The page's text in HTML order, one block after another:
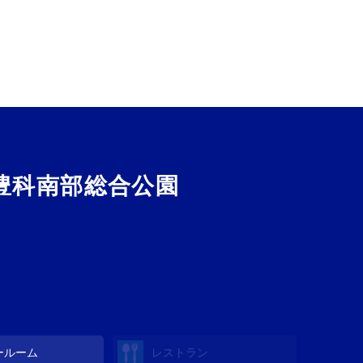
南部総合公園
ルーム レストラン